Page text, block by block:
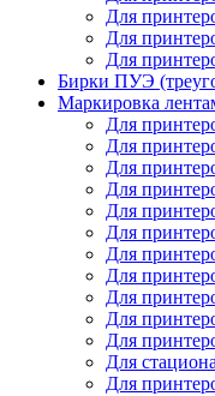
Для
Для
Для
Бирки ПУЭ
Маркировка
Для
Для
Для
Для
Для
Для
Для
Для
Для
Для
Для
Для
Для